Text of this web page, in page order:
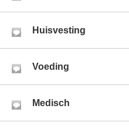
Huisvesting
Voeding
Medisch